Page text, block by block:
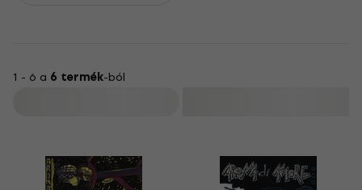
1 - 6 a 6 termék-ból